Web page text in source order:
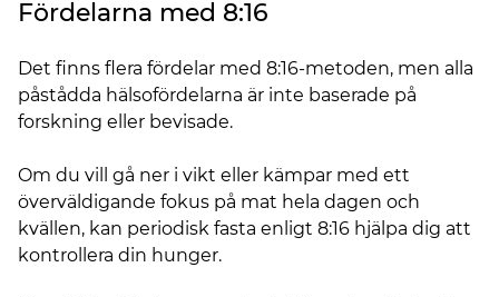
Fördelarna med 8:16
Det finns flera fördelar med 8:16-metoden, men alla
påstådda hälsofördelarna är inte baserade på
forskning eller bevisade.
Om du vill gå ner i vikt eller kämpar med ett
överväldigande fokus på mat hela dagen och
kvällen, kan periodisk fasta enligt 8:16 hjälpa dig att
kontrollera din hunger.